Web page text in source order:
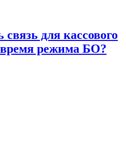
для кассового
режима БО?